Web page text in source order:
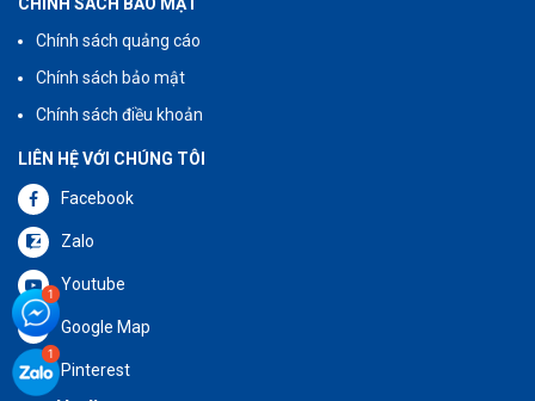
Chính sách quảng cáo
Chính sách bảo mật
Chính sách điều khoản
LIÊN HỆ VỚI CHÚNG TÔI
Facebook
Zalo
Youtube
Google Map
Pinterest